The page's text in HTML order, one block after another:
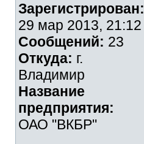
Зарегистрирован:
29 мар 2013, 21:12
Сообщений: 23
Откуда: г.
Владимир
Название
предприятия:
ОАО "ВКБР"